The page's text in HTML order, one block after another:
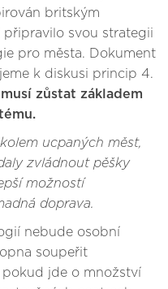
britským
svou strategii
pro města. Dokument
k diskusi princip 4.
zůstat základem
ucpaných měst,
zvládnout pěšky
možností
doprava.
nebude osobní
soupeřit
jde o množství